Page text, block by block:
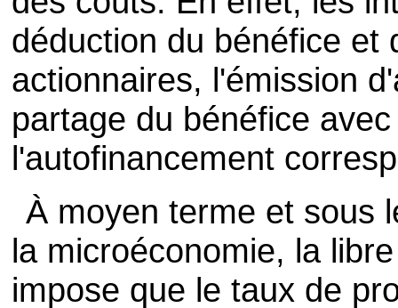
déduction du bénéfice et
actionnaires, l'émission
partage du bénéfice
l'autofinancement
À moyen terme et sous
la microéconomie, la
impose que le taux de